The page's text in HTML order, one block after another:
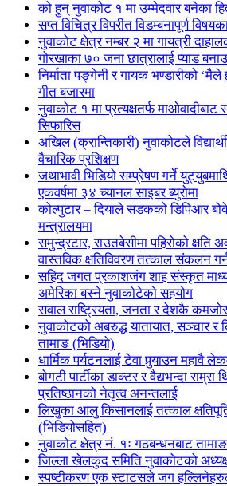
को हुन् नुवाकोट १ मा उम्मेदवार बनेका
सप्त विचित्र विपरीत विडम्बनापूर्ण
नुवाकोट क्षेत्र नम्बर २ मा गायत्री
गोरखाका ७० जना छात्रालाई प्याड
निर्माता पङ्गेनी र गायक भण्डारीको
गीत बजारमा
नुवाकोट १ मा प्रत्यक्षतर्फ माओवादीबाट
सिफारिस
अखिल (क्रान्तिकारी) नुवाकोटले
वैचारिक प्रशिक्षण
जथाभावी भिडियो सम्प्रेषण गर्ने
एकवर्षमा ३४ च्यानल साइबर ब्युरोमा
कोल्पुटार – दियाले सडकको डिपिआर
मन्त्रालयमा
समुन्द्रटार, राउतबेसीमा पहिरोको क्षति
वास्तविक क्षतिविवरण तत्काल संकलन
सहिद जगत प्रकाशजंग शाह संस्कृत
अमेरिका बस्ने नुवाकोटेको सहयोग
सवाल राष्ट्रियता, जनता र देशकै
नुवाकोटको अबरुद्ध यातायात, सञ्चार र
तामाङ (भिडियो)
धार्मिक पर्यटनलाई टेवा पुर्‍याउन महावै
बोगटी पार्टीका डाक्टर र वैद्यभन्दा
प्रतिष्ठानको नेतृत्व अनन्तलाई
लिखुका आलु किसानलाई तत्काल
(भिडियोसहित)
नुवाकोट क्षेत्र नं. १ः गठबन्धनबाट
जिल्ला खेलकुद समिति नुवाकोटको
स्पष्टीकरण एक स्टाटसले जग हल्लिनेहरुले